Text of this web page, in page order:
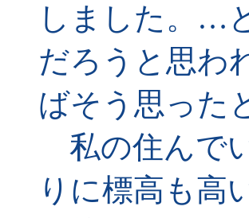
しました。…
だろうと思わ
ばそう思った
私の住んで
りに標高も高